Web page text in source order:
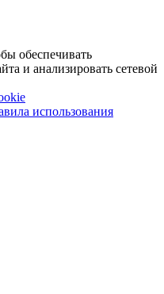
обеспечивать
и анализировать сетевой
использования